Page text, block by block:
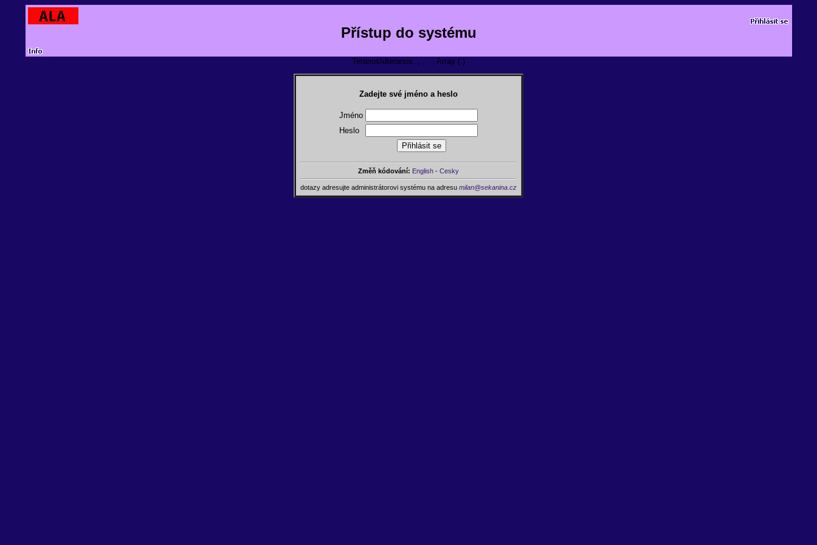
Přístup do systému
TeranosIdteranos, , , , , Array ( )
Zadejte své jméno a heslo
Jméno
Heslo
Změň kódování: English - Cesky
dotazy adresujte administrátorovi systému na adresu milan@sekanina.cz